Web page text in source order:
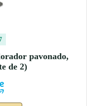
pavonado,
de 2)